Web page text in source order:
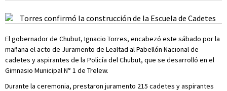
El gobernador de Chubut, Ignacio Torres, encabezó este sábado por la
mañana el acto de Juramento de Lealtad al Pabellón Nacional de
cadetes y aspirantes de la Policía del Chubut, que se desarrolló en el
Gimnasio Municipal N° 1 de Trelew.
Durante la ceremonia, prestaron juramento 215 cadetes y aspirantes